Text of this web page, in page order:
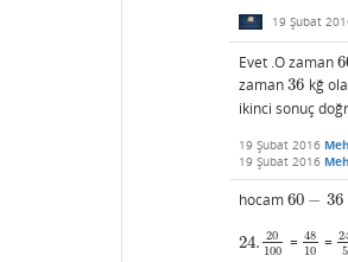
19 Şubat
Evet .O zaman
zaman36
36 kğ
ikinci sonuç
19 Şubat 2016
19 Şubat 2016
hocam60 − 36
60 −36
24. 20
100
24.20100
= 48
10
4810
=
5